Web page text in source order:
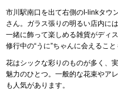
市川駅南口を出て右側のI-linkタウ
さん。ガラス張りの明るい店内に
一緒に飾って楽しめる雑貨がディ
修行中の“うに”ちゃんに会えること
花はシックな彩りのものが多く、
魅力のひとつ。一般的な花束やア
も人気があります。